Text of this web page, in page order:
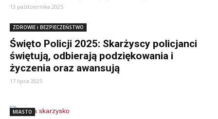
13 października 2025
ZDROWIE i BEZPIECZEŃSTWO
Święto Policji 2025: Skarżyscy policjanci
świętują, odbierają podziękowania i
życzenia oraz awansują
17 lipca 2025
MIASTO